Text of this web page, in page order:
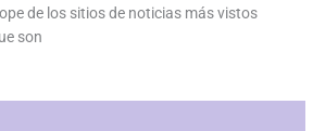
de los sitios de noticias más vistos
son